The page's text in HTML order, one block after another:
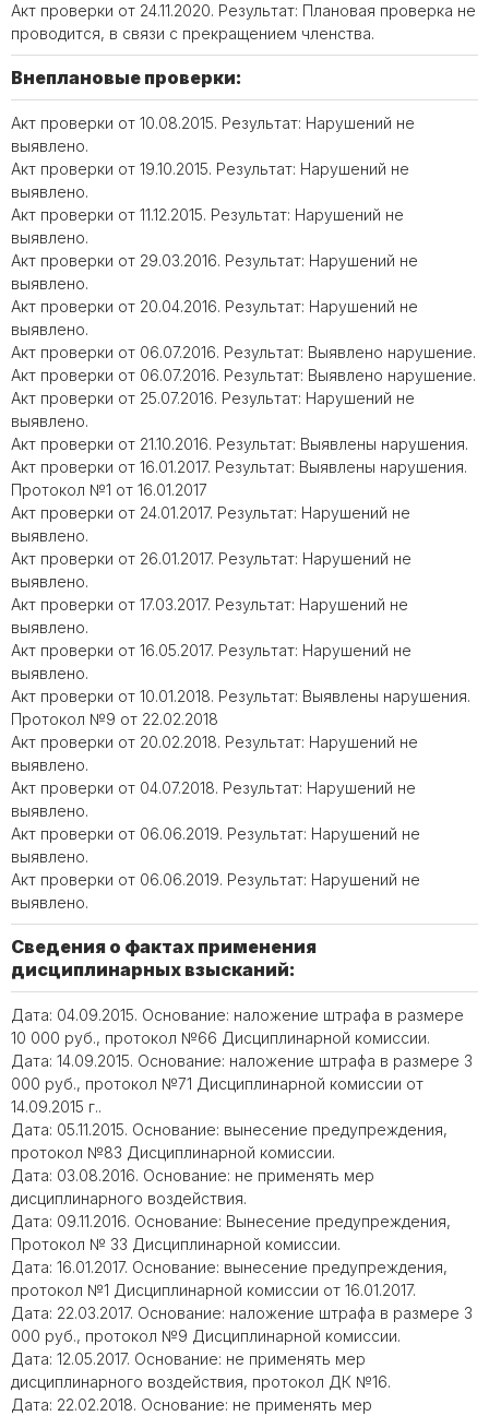
Акт проверки от 24.11.2020. Результат: Плановая проверка не
проводится, в связи с прекращением членства.
Внеплановые проверки:
Акт проверки от 10.08.2015. Результат: Нарушений не
выявлено.
Акт проверки от 19.10.2015. Результат: Нарушений не
выявлено.
Акт проверки от 11.12.2015. Результат: Нарушений не
выявлено.
Акт проверки от 29.03.2016. Результат: Нарушений не
выявлено.
Акт проверки от 20.04.2016. Результат: Нарушений не
выявлено.
Акт проверки от 06.07.2016. Результат: Выявлено нарушение.
Акт проверки от 06.07.2016. Результат: Выявлено нарушение.
Акт проверки от 25.07.2016. Результат: Нарушений не
выявлено.
Акт проверки от 21.10.2016. Результат: Выявлены нарушения.
Акт проверки от 16.01.2017. Результат: Выявлены нарушения.
Протокол №1 от 16.01.2017
Акт проверки от 24.01.2017. Результат: Нарушений не
выявлено.
Акт проверки от 26.01.2017. Результат: Нарушений не
выявлено.
Акт проверки от 17.03.2017. Результат: Нарушений не
выявлено.
Акт проверки от 16.05.2017. Результат: Нарушений не
выявлено.
Акт проверки от 10.01.2018. Результат: Выявлены нарушения.
Протокол №9 от 22.02.2018
Акт проверки от 20.02.2018. Результат: Нарушений не
выявлено.
Акт проверки от 04.07.2018. Результат: Нарушений не
выявлено.
Акт проверки от 06.06.2019. Результат: Нарушений не
выявлено.
Акт проверки от 06.06.2019. Результат: Нарушений не
выявлено.
Сведения о фактах применения
дисциплинарных взысканий:
Дата: 04.09.2015. Основание: наложение штрафа в размере
10 000 руб., протокол №66 Дисциплинарной комиссии.
Дата: 14.09.2015. Основание: наложение штрафа в размере 3
000 руб., протокол №71 Дисциплинарной комиссии от
14.09.2015 г..
Дата: 05.11.2015. Основание: вынесение предупреждения,
протокол №83 Дисциплинарной комиссии.
Дата: 03.08.2016. Основание: не применять мер
дисциплинарного воздействия.
Дата: 09.11.2016. Основание: Вынесение предупреждения,
Протокол № 33 Дисциплинарной комиссии.
Дата: 16.01.2017. Основание: вынесение предупреждения,
протокол №1 Дисциплинарной комиссии от 16.01.2017.
Дата: 22.03.2017. Основание: наложение штрафа в размере 3
000 руб., протокол №9 Дисциплинарной комиссии.
Дата: 12.05.2017. Основание: не применять мер
дисциплинарного воздействия, протокол ДК №16.
Дата: 22.02.2018. Основание: не применять мер